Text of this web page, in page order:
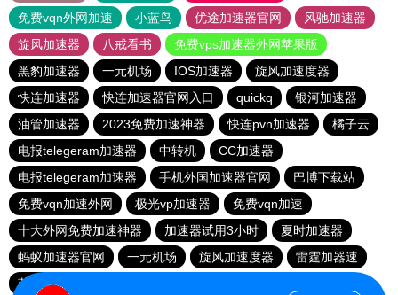
免费vqn外网加速
小蓝鸟 优途加速器官网
风驰加速器
旋风加速器
八戒看书
免费vps加速器外网苹果版
黑豹加速器
一元机场 IOS加速器
旋风加速度器
快连加速器
快连加速器官网入口 quickq
银河加速器
油管加速器
2023免费加速神器 快连pvn加速器
橘子云
电报telegeram加速器
中转机
CC加速器
电报telegeram加速器
手机外国加速器官网
巴博下载站
免费vqn加速外网
极光vp加速器
免费vqn加速
十大外网免费加速神器
加速器试用3小时
夏时加速器
蚂蚁加速器官网
一元机场 旋风加速度器
雷霆加器速
蓝鲸加速器